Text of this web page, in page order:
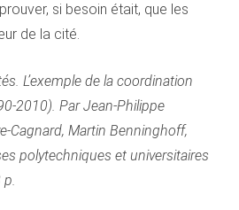
si besoin était, que les
de la cité.
L’exemple de la coordination
2010). Par Jean-Philippe
Cagnard, Martin Benninghoff,
polytechniques et universitaires
p.